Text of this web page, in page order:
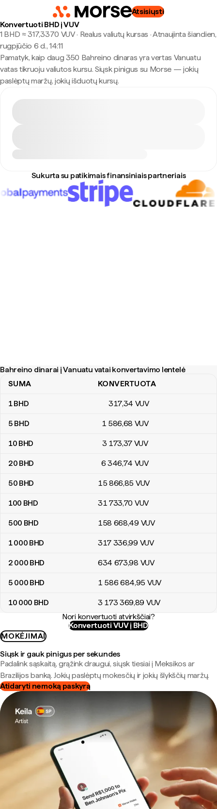
Atsisiųsti
Konvertuoti BHD į VUV
1 BHD ≈ 317,3370 VUV · Realus valiutų kursas ·Atnaujinta šiandien,
rugpjūčio 6 d., 14:11
Pamatyk, kaip daug 350 Bahreino dinaras yra vertas Vanuatu
vatas tikruoju valiutos kursu. Siųsk pinigus su Morse — jokių
paslėptų maržų, jokių išduotų kursų.
Sukurta su patikimais finansiniais partneriais
Bahreino dinarai į Vanuatu vatai konvertavimo lentelė
Bahreino dinarai į Vanuatu vatai konvertavimo lentelė
SUMA KONVERTUOTA
1BHD 317,34 VUV
5 BHD 1 586,68 VUV
10 BHD 3 173,37 VUV
20 BHD 6 346,74 VUV
50 BHD 15 866,85 VUV
100 BHD 31 733,70 VUV
500 BHD 158 668,49 VUV
1 000 BHD 317 336,99 VUV
2 000 BHD 634 673,98 VUV
5 000 BHD 1 586 684,95 VUV
10 000 BHD 3 173 369,89 VUV
Nori konvertuoti atvirkščiai?
Konvertuoti VUV į BHD
MOKĖJIMAI
Siųsk ir gauk pinigus per sekundes
Padalink sąskaitą, grąžink draugui, siųsk tiesiai į Meksikos ar
Brazilijos banką. Jokių paslėptų mokesčių ir jokių šlykščių maržų.
Atidaryti nemoką paskyrą